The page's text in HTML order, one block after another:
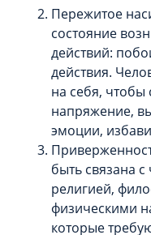
Пережитое
состояние
действий:
действия.
на себя, чтобы
напряжение,
эмоции,
быть связана
религией,
физическими
которые